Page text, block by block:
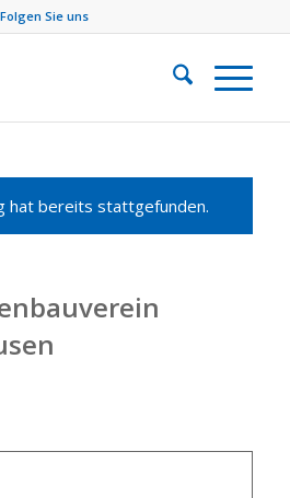
Folgen Sie uns
hat bereits stattgefunden.